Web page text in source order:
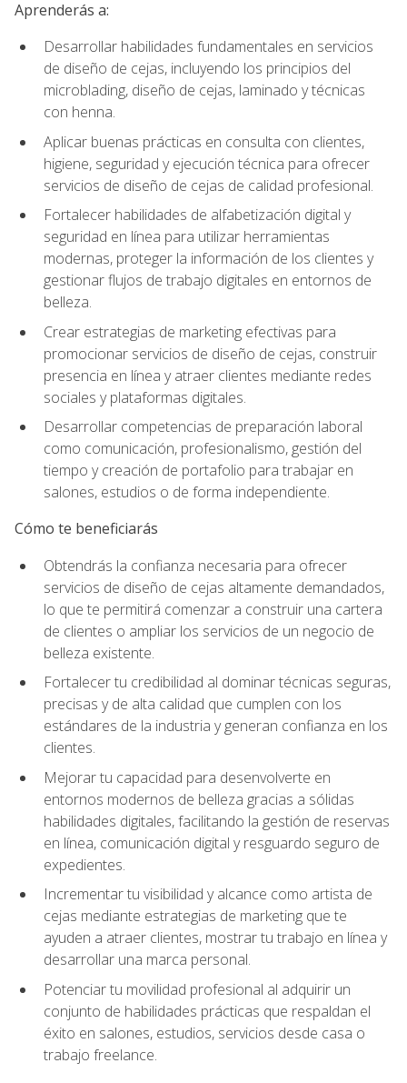
Aprenderás a:
Desarrollar habilidades fundamentales en servicios
de diseño de cejas, incluyendo los principios del
microblading, diseño de cejas, laminado y técnicas
con henna.
Aplicar buenas prácticas en consulta con clientes,
higiene, seguridad y ejecución técnica para ofrecer
servicios de diseño de cejas de calidad profesional.
Fortalecer habilidades de alfabetización digital y
seguridad en línea para utilizar herramientas
modernas, proteger la información de los clientes y
gestionar flujos de trabajo digitales en entornos de
belleza.
Crear estrategias de marketing efectivas para
promocionar servicios de diseño de cejas, construir
presencia en línea y atraer clientes mediante redes
sociales y plataformas digitales.
Desarrollar competencias de preparación laboral
como comunicación, profesionalismo, gestión del
tiempo y creación de portafolio para trabajar en
salones, estudios o de forma independiente.
Cómo te beneficiarás
Obtendrás la confianza necesaria para ofrecer
servicios de diseño de cejas altamente demandados,
lo que te permitirá comenzar a construir una cartera
de clientes o ampliar los servicios de un negocio de
belleza existente.
Fortalecer tu credibilidad al dominar técnicas seguras,
precisas y de alta calidad que cumplen con los
estándares de la industria y generan confianza en los
clientes.
Mejorar tu capacidad para desenvolverte en
entornos modernos de belleza gracias a sólidas
habilidades digitales, facilitando la gestión de reservas
en línea, comunicación digital y resguardo seguro de
expedientes.
Incrementar tu visibilidad y alcance como artista de
cejas mediante estrategias de marketing que te
ayuden a atraer clientes, mostrar tu trabajo en línea y
desarrollar una marca personal.
Potenciar tu movilidad profesional al adquirir un
conjunto de habilidades prácticas que respaldan el
éxito en salones, estudios, servicios desde casa o
trabajo freelance.